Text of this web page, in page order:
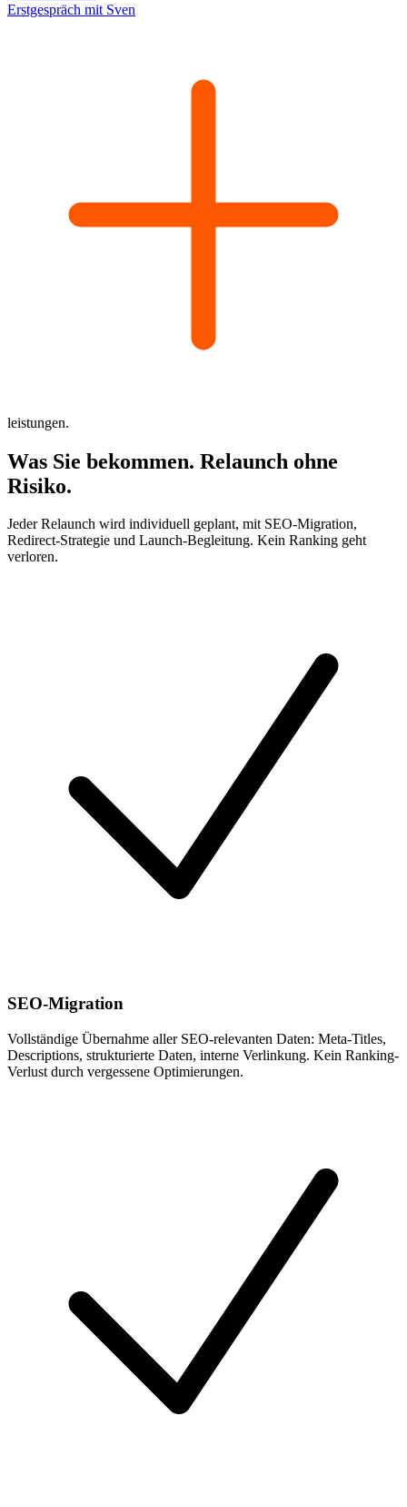
Erstgespräch mit Sven
leistungen.
Was Sie bekommen. Relaunch ohne
Risiko.
Jeder Relaunch wird individuell geplant, mit SEO-Migration,
Redirect-Strategie und Launch-Begleitung. Kein Ranking geht
verloren.
SEO-Migration
Vollständige Übernahme aller SEO-relevanten Daten: Meta-Titles,
Descriptions, strukturierte Daten, interne Verlinkung. Kein Ranking-
Verlust durch vergessene Optimierungen.